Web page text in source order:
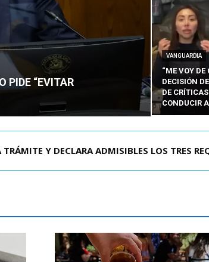
PIDE “EVITAR
VANGUARDIA
“ME VOY
DECISIÓN
DE
CONDUCIR
PRISIÓN PREVENTIVA DE JOAQUÍN LAVÍN